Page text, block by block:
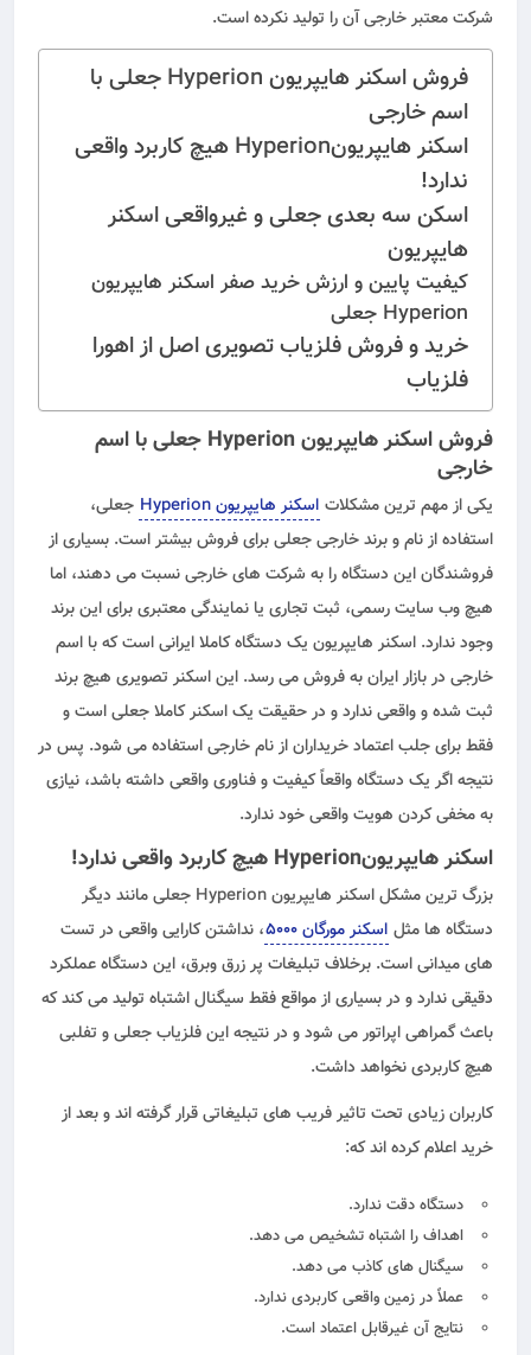
شرکت معتبر خارجی آن را تولید نکرده است.
فروش اسکنر هایپریون Hyperion جعلی با
اسم خارجی
اسکنر هایپریونHyperion هیچ کاربرد واقعی
ندارد!
اسکن سه بعدی جعلی و غیرواقعی اسکنر
هایپریون
کیفیت پایین و ارزش خرید صفر اسکنر هایپریون
Hyperion جعلی
خرید و فروش فلزیاب تصویری اصل از اهورا
فلزیاب
فروش اسکنر هایپریون Hyperion جعلی با اسم
خارجی
یکی از مهم ترین مشکلات اسکنر هایپریون Hyperion
جعلی،
استفاده از نام و برند خارجی جعلی برای فروش بیشتر است. بسیاری از
فروشندگان این دستگاه را به شرکت های خارجی نسبت می دهند، اما
هیچ وب سایت رسمی، ثبت تجاری یا نمایندگی معتبری برای این برند
وجود ندارد. اسکنر هایپریون یک دستگاه کاملا ایرانی است که با اسم
خارجی در بازار ایران به فروش می رسد. این اسکنر تصویری هیچ برند
ثبت شده و واقعی ندارد و در حقیقت یکاسکنر کاملا جعلیاست و
فقط برای جلب اعتماد خریداران از نام خارجی استفاده می شود. پس در
نتیجه اگر یک دستگاه واقعاً کیفیت و فناوری واقعی داشته باشد، نیازی
به مخفی کردن هویت واقعی خود ندارد.
اسکنر هایپریونHyperion هیچ کاربرد واقعی ندارد!
بزرگ ترین مشکل اسکنر هایپریون Hyperion جعلی مانند دیگر
دستگاه ها مثل اسکنر مورگان 5000
، نداشتن کارایی واقعی در تست
های میدانی است. برخلاف تبلیغات پر زرق وبرق، این دستگاه عملکرد
دقیقی ندارد و در بسیاری از مواقع فقط سیگنال اشتباه تولید می کند که
باعث گمراهی اپراتور می شود و در نتیجه اینفلزیاب جعلی و تفلبی
هیچ کاربردی نخواهد داشت.
کاربران زیادی تحت تاثیر فریب های تبلیغاتی قرار گرفته اند و بعد از
خرید اعلام کرده اند که:
دستگاه دقت ندارد.
اهداف را اشتباه تشخیص می دهد.
سیگنال های کاذب می دهد.
عملاً در زمین واقعی کاربردی ندارد.
نتایج آن غیرقابل اعتماد است.